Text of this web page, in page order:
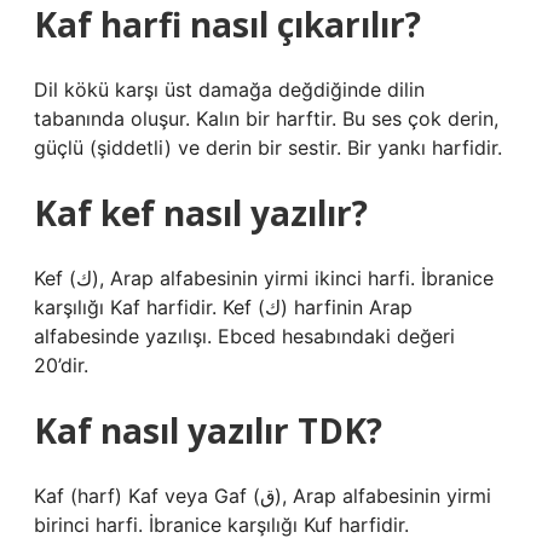
Kaf harfi nasıl çıkarılır?
Dil kökü karşı üst damağa değdiğinde dilin
tabanında oluşur. Kalın bir harftir. Bu ses çok derin,
güçlü (şiddetli) ve derin bir sestir. Bir yankı harfidir.
Kaf kef nasıl yazılır?
Kef (ك), Arap alfabesinin yirmi ikinci harfi. İbranice
karşılığı Kaf harfidir. Kef (ك) harfinin Arap
alfabesinde yazılışı. Ebced hesabındaki değeri
20’dir.
Kaf nasıl yazılır TDK?
Kaf (harf) Kaf veya Gaf (ق), Arap alfabesinin yirmi
birinci harfi. İbranice karşılığı Kuf harfidir.